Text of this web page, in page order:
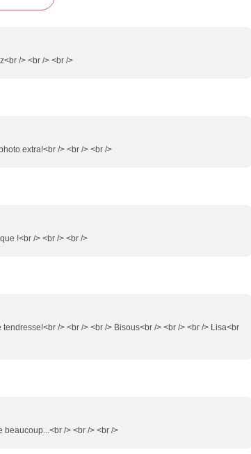
/> <br /> <br />
extra!<br /> <br /> <br />
!<br /> <br /> <br />
/> <br /> <br /> Bisous<br /> <br /> <br /> Lisa<br
beaucoup...<br /> <br /> <br />